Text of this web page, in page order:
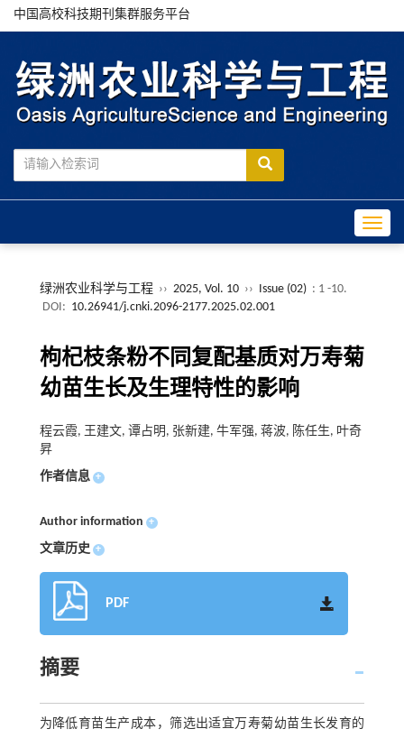
中国高校科技期刊集群服务平台
绿洲农业科学与工程 ›› 2025, Vol. 10 ›› Issue (02) : 1 -10.
DOI: 10.26941/j.cnki.2096-2177.2025.02.001
枸杞枝条粉不同复配基质对万寿菊
幼苗生长及生理特性的影响
程云霞, 王建文, 谭占明, 张新建, 牛军强, 蒋波, 陈任生, 叶奇
昇
作者信息 +
Author information +
文章历史 +
PDF
摘要
为降低育苗生产成本，筛选出适宜万寿菊幼苗生长发育的